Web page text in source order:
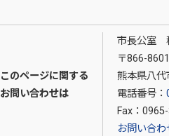
このページに関する
お問い合わせは
市長公室
〒866-8601
熊本県八
電話番号：
Fax：
お問い合